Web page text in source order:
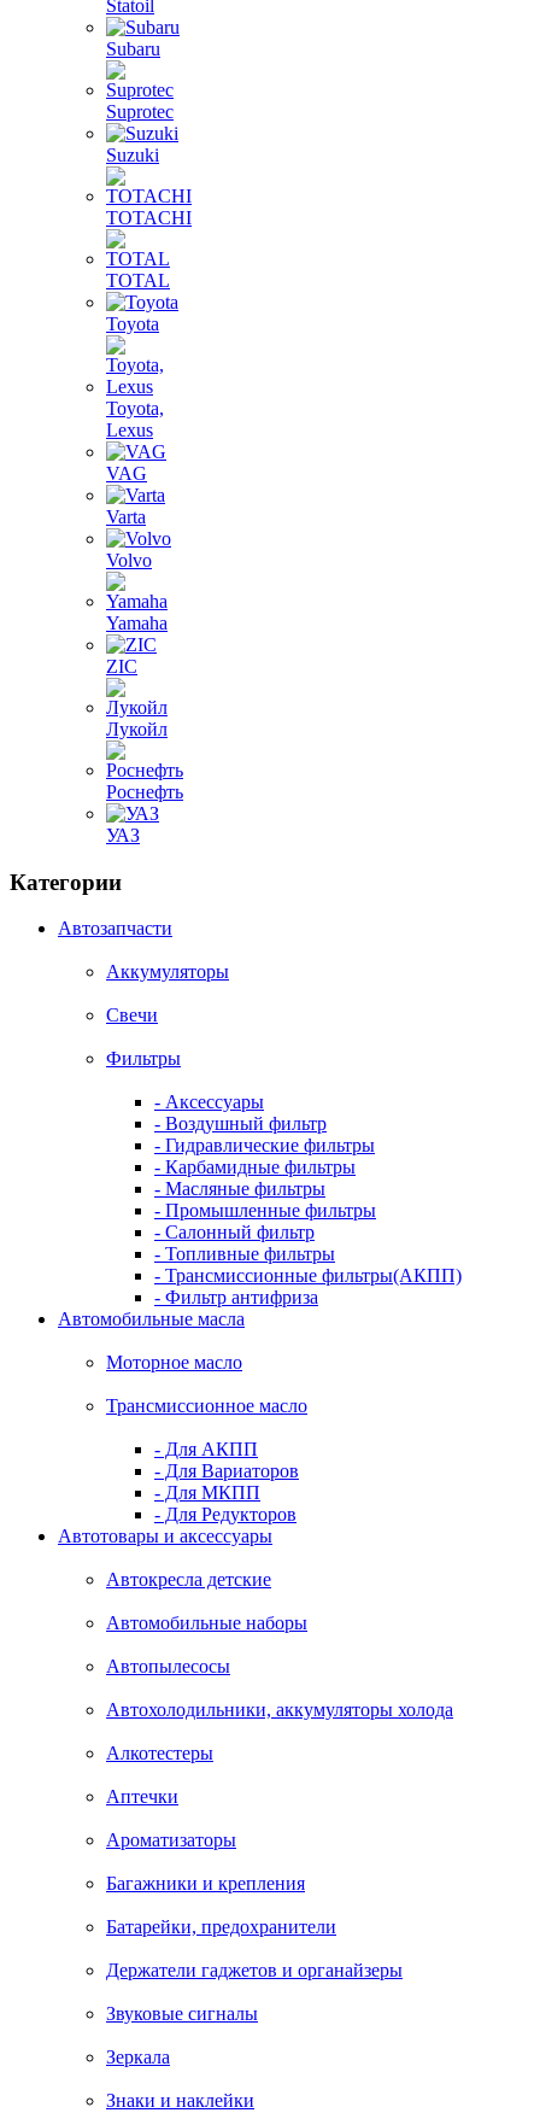
Statoil
Subaru
Suprotec
Suzuki
TOTACHI
TOTAL
Toyota
Toyota,
Lexus
VAG
Varta
Volvo
Yamaha
ZIC
Лукойл
Роснефть
УАЗ
Категории
Автозапчасти
Аккумуляторы
Свечи
Фильтры
- Аксессуары
- Воздушный фильтр
- Гидравлические фильтры
- Карбамидные фильтры
- Масляные фильтры
- Промышленные фильтры
- Салонный фильтр
- Топливные фильтры
- Трансмиссионные фильтры(АКПП)
- Фильтр антифриза
Автомобильные масла
Моторное масло
Трансмиссионное масло
- Для АКПП
- Для Вариаторов
- Для МКПП
- Для Редукторов
Автотовары и аксессуары
Автокресла детские
Автомобильные наборы
Автопылесосы
Автохолодильники, аккумуляторы холода
Алкотестеры
Аптечки
Ароматизаторы
Багажники и крепления
Батарейки, предохранители
Держатели гаджетов и органайзеры
Звуковые сигналы
Зеркала
Знаки и наклейки